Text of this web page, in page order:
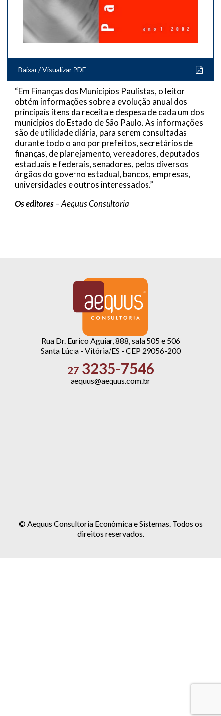
Baixar / Visualizar PDF
“Em Finanças dos Municípios Paulistas, o leitor
obtém informações sobre a evolução anual dos
principais itens da receita e despesa de cada um dos
municípios do Estado de São Paulo. As informações
são de utilidade diária, para serem consultadas
durante todo o ano por prefeitos, secretários de
finanças, de planejamento, vereadores, deputados
estaduais e federais, senadores, pelos diversos
órgãos do governo estadual, bancos, empresas,
universidades e outros interessados.”
Os editores– Aequus Consultoria
Rua Dr. Eurico Aguiar, 888, sala 505 e 506
Santa Lúcia - Vitória/ES - CEP 29056-200
273235-7546
aequus@aequus.com.br
© Aequus Consultoria Econômica e Sistemas. Todos os
direitos reservados.